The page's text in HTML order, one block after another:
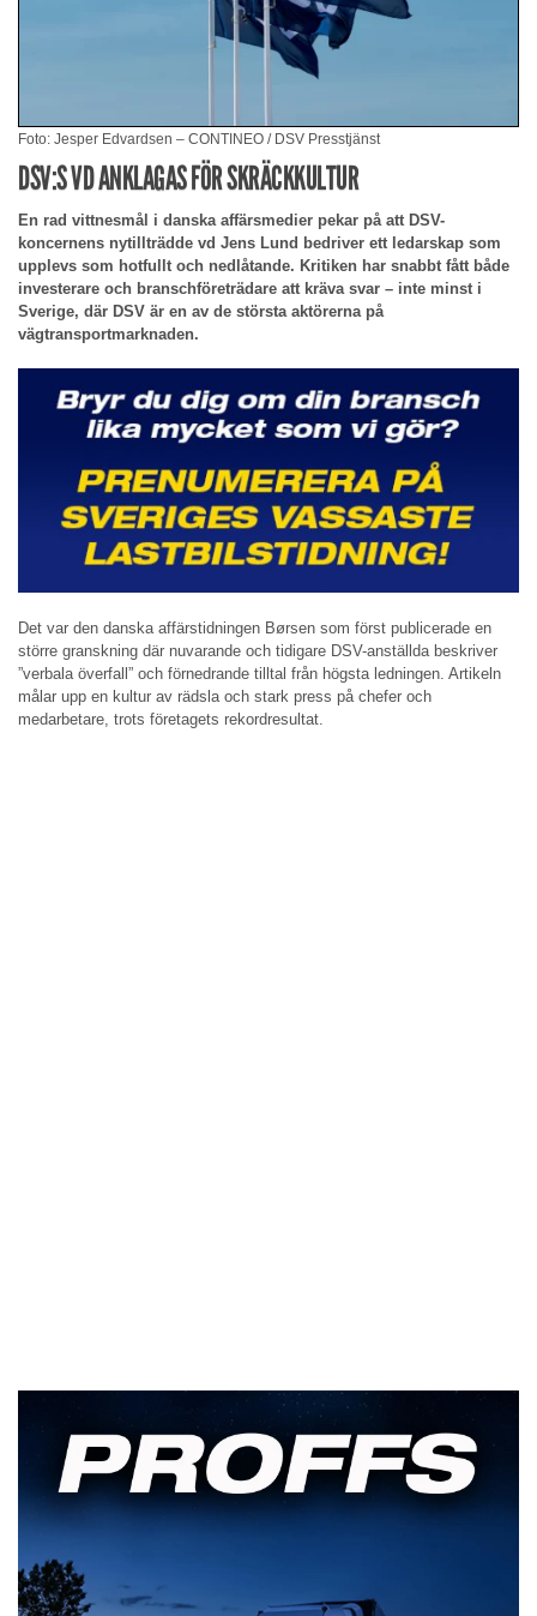
Foto: Jesper Edvardsen – CONTINEO / DSV Presstjänst
DSV:S VD ANKLAGAS FÖR SKRÄCKKULTUR
En rad vittnesmål i danska affärsmedier pekar på att DSV-
koncernens nytillträdde vd Jens Lund bedriver ett ledarskap som
upplevs som hotfullt och nedlåtande. Kritiken har snabbt fått både
investerare och branschföreträdare att kräva svar – inte minst i
Sverige, där DSV är en av de största aktörerna på
vägtransportmarknaden.
Det var den danska affärstidningen Børsen som först publicerade en
större granskning där nuvarande och tidigare DSV-anställda beskriver
”verbala överfall” och förnedrande tilltal från högsta ledningen. Artikeln
målar upp en kultur av rädsla och stark press på chefer och
medarbetare, trots företagets rekordresultat.